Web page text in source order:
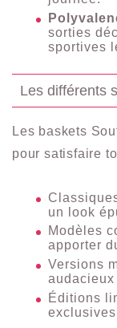
sorties
sportives
Les différents
Les baskets
pour satisfaire
un look
Modèles
apporter
Versions
audacieux
Éditions